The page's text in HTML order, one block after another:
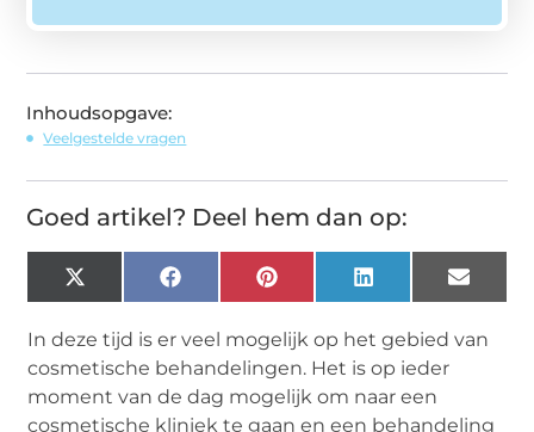
Inhoudsopgave:
Veelgestelde vragen
Goed artikel? Deel hem dan op:
X
(Twitter)
FacebookPinterest LinkedIn Email
In deze tijd is er veel mogelijk op het gebied van
cosmetische behandelingen. Het is op ieder
moment van de dag mogelijk om naar een
cosmetische kliniek te gaan en een behandeling